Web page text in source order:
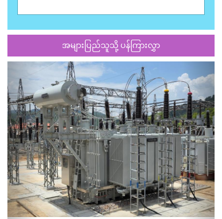
အများပြည်သူသို့ ပန်ကြားလွှာ
Previous